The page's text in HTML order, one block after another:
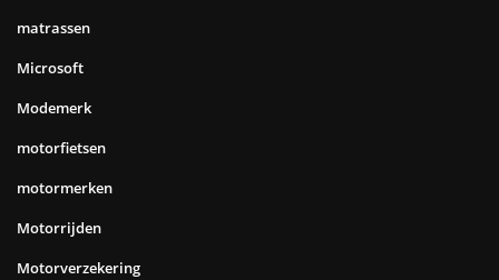
matrassen
Microsoft
Modemerk
motorfietsen
motormerken
Motorrijden
Motorverzekering